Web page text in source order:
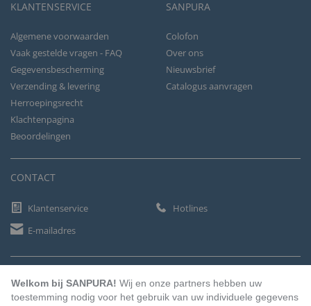
KLANTENSERVICE
Algemene voorwaarden
Vaak gestelde vragen - FAQ
Gegevensbescherming
Verzending & levering
Herroepingsrecht
Klachtenpagina
Beoordelingen
SANPURA
Colofon
Over ons
Nieuwsbrief
Catalogus aanvragen
CONTACT
Klantenservice
Hotlines
E-mailadres
Welkom bij SANPURA! Wij en onze partners hebben uw
toestemming nodig voor het gebruik van uw individuele gegevens